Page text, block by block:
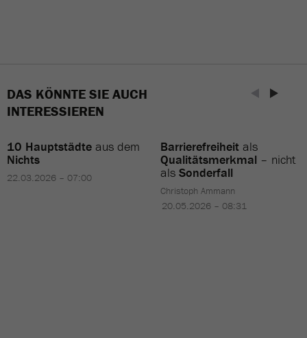
DAS KÖNNTE SIE AUCH
INTERESSIEREN
10 Hauptstädte aus dem
Nichts
22.03.2026 – 07:00
Barrierefreiheit als
Qualitätsmerkmal – nicht
als Sonderfall
Christoph Ammann
20.05.2026 – 08:31